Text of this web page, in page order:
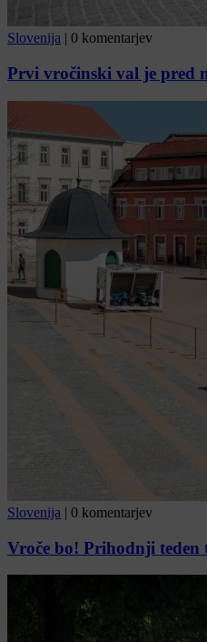
Slovenija 0 komentarjev
Prvi vročinski val je pred
Slovenija | 0 komentarjev
Vroče bo! Prihodnji